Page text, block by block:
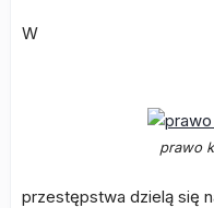
prawo
W
przestępstwa dzielą się